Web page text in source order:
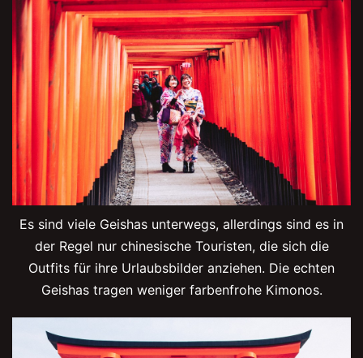
Es sind viele Geishas unterwegs, allerdings sind es in
der Regel nur chinesische Touristen, die sich die
Outfits für ihre Urlaubsbilder anziehen. Die echten
Geishas tragen weniger farbenfrohe Kimonos.